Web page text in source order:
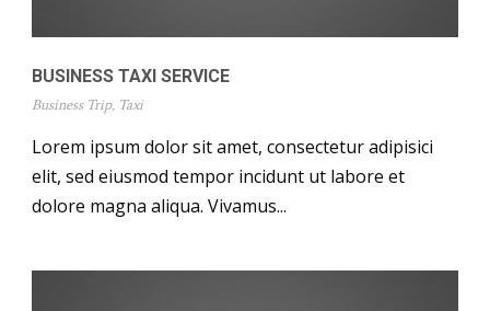
BUSINESS TAXI SERVICE
Business Trip, Taxi
Lorem ipsum dolor sit amet, consectetur adipisici
elit, sed eiusmod tempor incidunt ut labore et
dolore magna aliqua. Vivamus...